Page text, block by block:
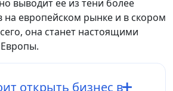
выводит ее из тени более
на европейском рынке и в скором
она станет настоящими
открыть бизнес в